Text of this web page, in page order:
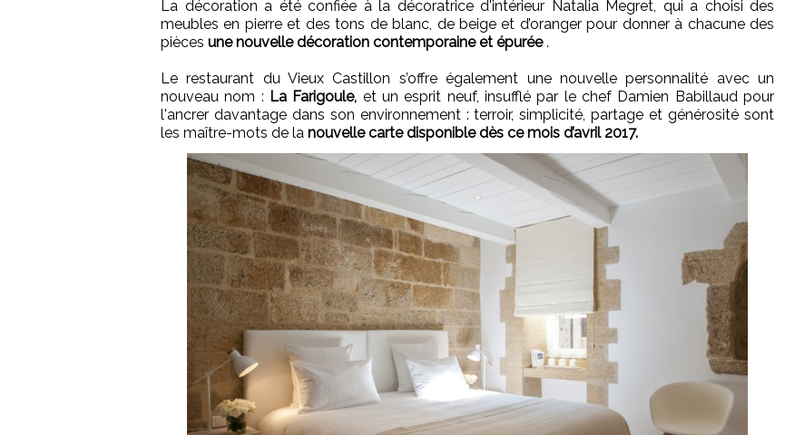
La décoration a été confiée à la décoratrice d'intérieur Natalia Megret, qui a choisi des
meubles en pierre et des tons de blanc, de beige et d’oranger pour donner à chacune des
pièces une nouvelle décoration contemporaine et épurée.
Le restaurant du Vieux Castillon s’offre également une nouvelle personnalité avec un
nouveau nom : La Farigoule, et un esprit neuf, insufflé par le chef Damien Babillaud pour
l'ancrer davantage dans son environnement : terroir, simplicité, partage et générosité sont
les maître-mots de la nouvelle carte disponible dès ce mois d’avril 2017.